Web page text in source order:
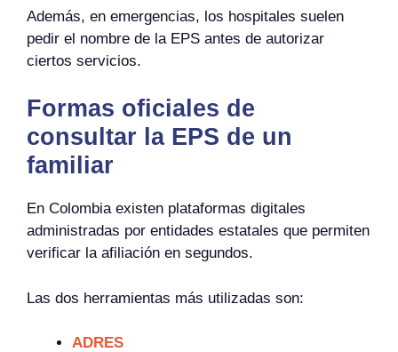
Además, en emergencias, los hospitales suelen
pedir el nombre de la EPS antes de autorizar
ciertos servicios.
Formas oficiales de
consultar la EPS de un
familiar
En Colombia existen plataformas digitales
administradas por entidades estatales que permiten
verificar la afiliación en segundos.
Las dos herramientas más utilizadas son:
ADRES